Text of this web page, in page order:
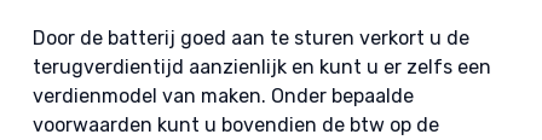
Door de batterij goed aan te sturen verkort u de
terugverdientijd aanzienlijk en kunt u er zelfs een
verdienmodel van maken. Onder bepaalde
voorwaarden kunt u bovendien de btw op de